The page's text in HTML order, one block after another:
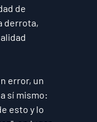
de
derrota,
error, un
sí mismo:
esto y lo